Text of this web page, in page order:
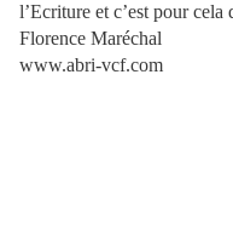
l’Ecriture et c’est pour cela
Florence Maréchal
www.abri-vcf.com